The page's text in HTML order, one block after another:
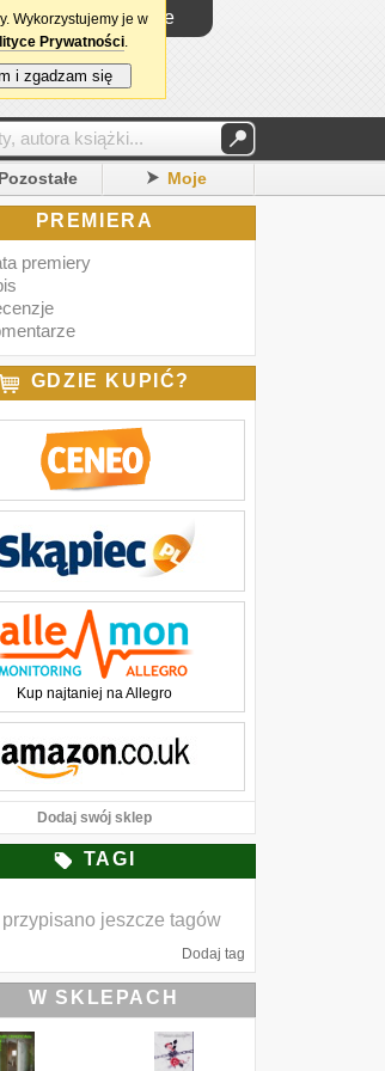
Logowanie
Pozostałe Moje
PREMIERA
premiery
GDZIE KUPIĆ?
Kup najtaniej na Allegro
Dodaj swój sklep
TAGI
przypisano jeszcze tagów
Dodaj tag
W SKLEPACH
Wykorzystujemy je w
Prywatności.
i zgadzam się